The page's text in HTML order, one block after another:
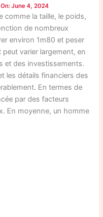
June 4, 2024
comme la taille, le poids,
de nombreux
environ 1m80 et peser
varier largement, en
et des investissements.
les détails financiers des
En termes de
par des facteurs
En moyenne, un homme